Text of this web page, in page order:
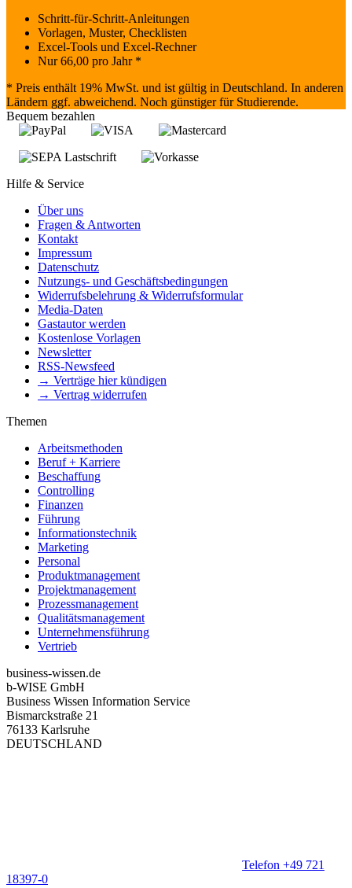
Schritt-für-Schritt-Anleitungen
Vorlagen, Muster, Checklisten
Excel-Tools und Excel-Rechner
Nur66,00 pro Jahr *
* Preis enthält 19% MwSt. und ist gültig in Deutschland. In anderen
Ländern ggf. abweichend. Noch günstiger für Studierende.
Bequem bezahlen
Hilfe & Service
Über uns
Fragen & Antworten
Kontakt
Impressum
Datenschutz
Nutzungs- und Geschäftsbedingungen
Widerrufsbelehrung & Widerrufsformular
Media-Daten
Gastautor werden
Kostenlose Vorlagen
Newsletter
RSS-Newsfeed
→ Verträge hier kündigen
→ Vertrag widerrufen
Themen
Arbeitsmethoden
Beruf + Karriere
Beschaffung
Controlling
Finanzen
Führung
Informationstechnik
Marketing
Personal
Produktmanagement
Projektmanagement
Prozessmanagement
Qualitätsmanagement
Unternehmensführung
Vertrieb
business-wissen.de
b-WISE GmbH
Business Wissen Information Service
Bismarckstraße 21
76133 Karlsruhe
DEUTSCHLAND
Telefon +49 721
18397-0